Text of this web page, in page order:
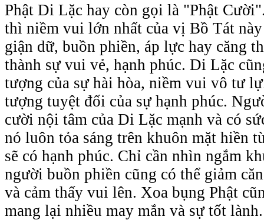
Phật Di Lặc hay còn gọi là "Phật
thì niềm vui lớn nhất của vị Bồ Tát
giận dữ, buồn phiền, áp lực hay căng
thành sự vui vẻ, hạnh phúc. Di Lặc
tượng của sự hài hòa, niềm vui vô tư
tượng tuyệt đối của sự hạnh phúc.
cười nội tâm của Di Lặc mạnh và có
nó luôn tỏa sáng trên khuôn mặt hiền
sẽ có hạnh phúc. Chỉ cần nhìn ngắm
người buồn phiền cũng có thể giảm
và cảm thấy vui lên. Xoa bụng Phật
mang lại nhiều may mắn và sự tốt lành.